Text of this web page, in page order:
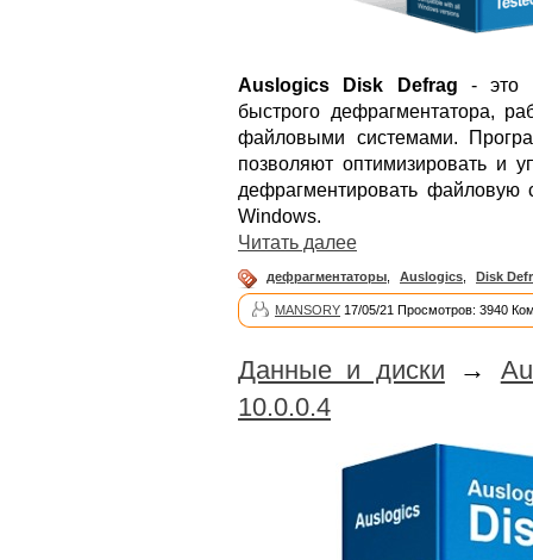
Auslogics Disk Defrag - это
быстрого дефрагментатора,
файловыми системами.
позволяют оптимизировать и
дефрагментировать файловую
Windows.
Читать далее
дефрагментаторы Auslogics Disk
MANSORY 17/05/21 Просмотров: 3940
Данные и диски →
10.0.0.4